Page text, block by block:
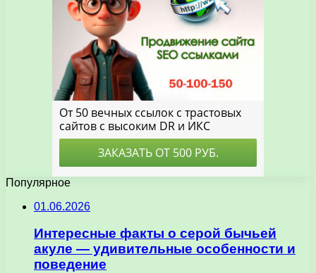
Популярное
01.06.2026
Интересные факты о серой бычьей
акуле — удивительные особенности и
поведение